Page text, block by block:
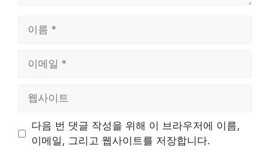
트
다음 번 댓글 작성을 위해 이 브라우저에 이름,
이메일, 그리고 웹사이트를 저장합니다.